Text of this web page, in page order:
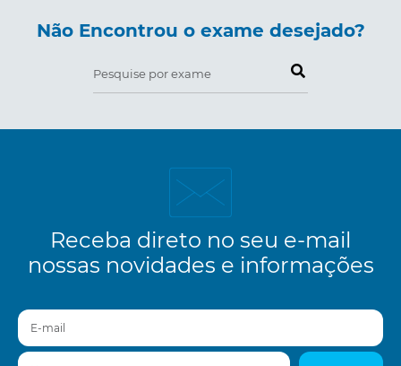
Não Encontrou o exame desejado?
Pesquise por exame
Receba direto no seu e-mail
nossas novidades e informações
E-mail
Nome